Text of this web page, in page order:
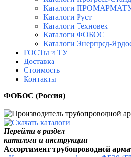
Каталоги
Каталоги Руст
Каталоги Техновек
Каталоги ФОБОС
Каталоги Энерпред-
ГОСТы и ТУ
Доставка
Стоимость
Контакты
ФОБОС (Россия)
Перейти в раздел
каталоги и инструкции
Ассортимент трубопроводной